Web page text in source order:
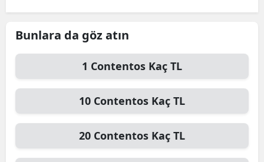
Çankırı
Çorum
Denizli
Bunlara da göz atın
1 Contentos Kaç TL
10 Contentos Kaç TL
20 Contentos Kaç TL